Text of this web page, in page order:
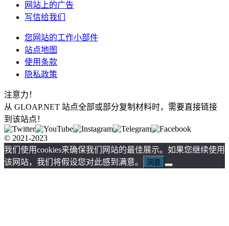
网站上的广告
写信给我们
您网站的工作小部件
站点地图
使用条款
隐私政策
注意力！
从 GLOAP.NET 站点全部或部分复制材料时，需要直接链接
到该站点！
© 2021-2023
我们使用cookies来确保我们网站的最佳展示。如果您继续使用
该网站，我们将假设您对此感到满意。
同意